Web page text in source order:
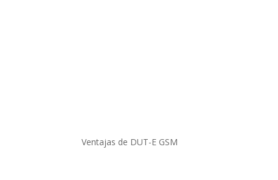
Ventajas de DUT-E GSM